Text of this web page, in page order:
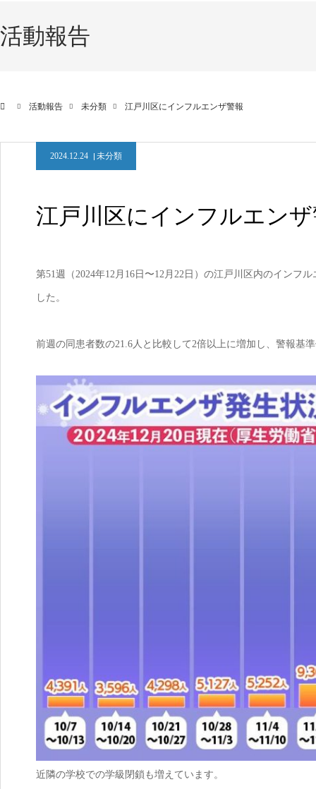
活動報告
活動報告 未分類 江戸川区にインフルエンザ警報
2024.12.24 未分類
江戸川区にインフルエン
第51週（2024年12月16日〜12月22日）の江戸川区内のインフ
した。
前週の同患者数の21.6人と比較して2倍以上に増加し、警報基
近隣の学校での学級閉鎖も増えています。